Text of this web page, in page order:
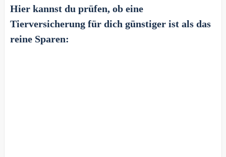
Hier kannst du prüfen, ob eine
Tierversicherung für dich günstiger ist als das
reine Sparen: